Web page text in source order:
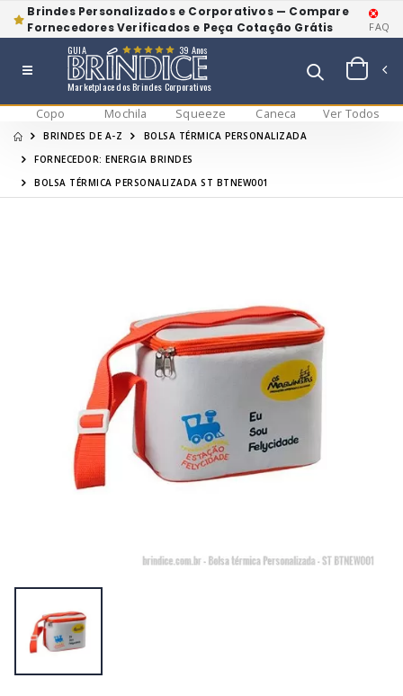
Brindes Personalizados e Corporativos — Compare
Fornecedores Verificados e Peça Cotação Grátis
FAQ
Marketplace dos Brindes Corporativos
GUIA 39 Anos
Copo Mochila Squeeze Caneca Ver Todos
BRINDES DE A-Z
BOLSA TÉRMICA PERSONALIZADA
FORNECEDOR: ENERGIA BRINDES
BOLSA TÉRMICA PERSONALIZADA ST BTNEW001